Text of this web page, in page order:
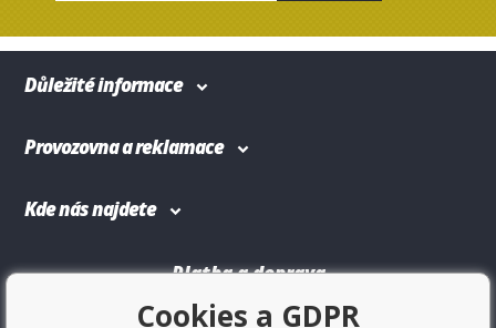
Důležité informace
Provozovna a reklamace
Kde nás najdete
Platba a doprava
Cookies a GDPR